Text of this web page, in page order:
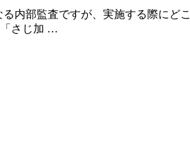
内部監査ですが、実施する際に
「さじ加 …